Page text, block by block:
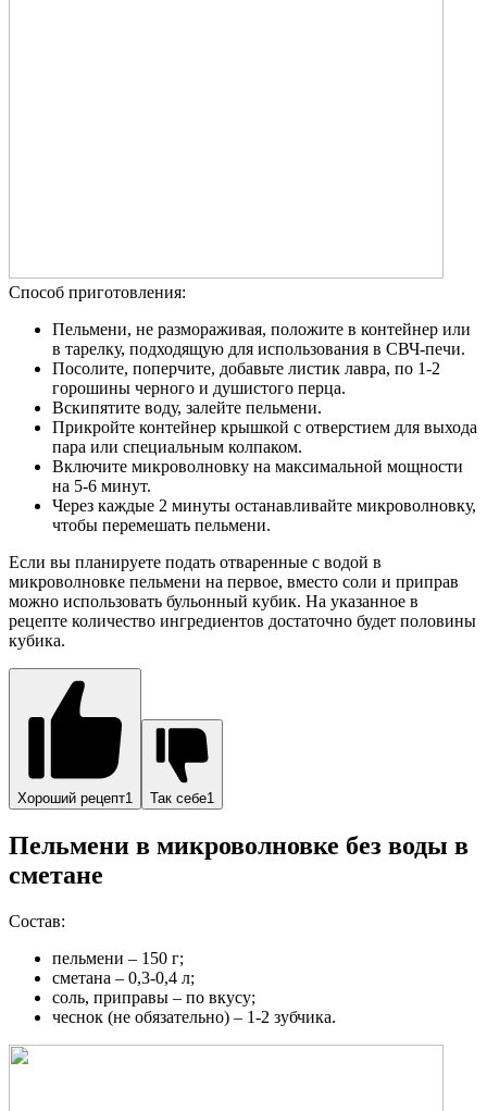
Способ приготовления:
Пельмени, не размораживая, положите в контейнер или
в тарелку, подходящую для использования в СВЧ-печи.
Посолите, поперчите, добавьте листик лавра, по 1-2
горошины черного и душистого перца.
Вскипятите воду, залейте пельмени.
Прикройте контейнер крышкой с отверстием для выхода
пара или специальным колпаком.
Включите микроволновку на максимальной мощности
на 5-6 минут.
Через каждые 2 минуты останавливайте микроволновку,
чтобы перемешать пельмени.
Если вы планируете подать отваренные с водой в
микроволновке пельмени на первое, вместо соли и приправ
можно использовать бульонный кубик. На указанное в
рецепте количество ингредиентов достаточно будет половины
кубика.
Хороший рецепт1 Так себе1
Пельмени в микроволновке без воды в
сметане
Состав:
пельмени – 150 г;
сметана – 0,3-0,4 л;
соль, приправы – по вкусу;
чеснок (не обязательно) – 1-2 зубчика.